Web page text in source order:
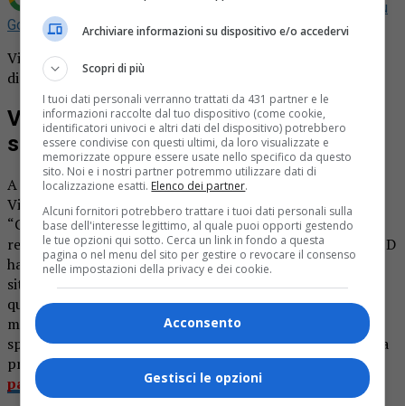
Fonte preferita su
Google
Villaggio Lamarmora, il PD interroga sui marciapiedi
disastrati.
Villaggio Lamarmora, il PD interroga
sui marciapiedi disastrati
A seguito delle segnalazioni ricevute dai residenti del
Villaggio Lamarmora durante la prima tappa di
“Circolando!” – gli incontri del Partito Democratico con i
residenti nei quartieri cittadini – il gruppo consiliare del PD
ha presento due interrogazioni: una per conoscere la
situazione attuale degli alloggiATC, una ferita aperta nel
quartiere, e l’altra per chiedere la sistemazione del
marciapiedi all’angolo tra via Lombardia e via Trivero,
sprofondato parzialmente a seguito delle piogge di questa
primavera.LEGGI ANCHE:Terminati i lavori nelle
palestre di via Pella dell’IIS Quintino Sella
Archiviare informazioni su dispositivo e/o accedervi
Scopri di più
I tuoi dati personali verranno trattati da 431 partner e le
informazioni raccolte dal tuo dispositivo (come cookie,
identificatori univoci e altri dati del dispositivo) potrebbero
essere condivise con questi ultimi, da loro visualizzate e
memorizzate oppure essere usate nello specifico da questo
sito. Noi e i nostri partner potremmo utilizzare dati di
localizzazione esatti. Elenco dei partner.
Alcuni fornitori potrebbero trattare i tuoi dati personali sulla
base dell'interesse legittimo, al quale puoi opporti gestendo
le tue opzioni qui sotto. Cerca un link in fondo a questa
pagina o nel menu del sito per gestire o revocare il consenso
nelle impostazioni della privacy e dei cookie.
Acconsento
Gestisci le opzioni